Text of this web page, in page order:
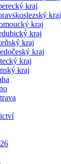
kraj
kraj
kraj
kraj
kraj
kraj
kraj
kraj